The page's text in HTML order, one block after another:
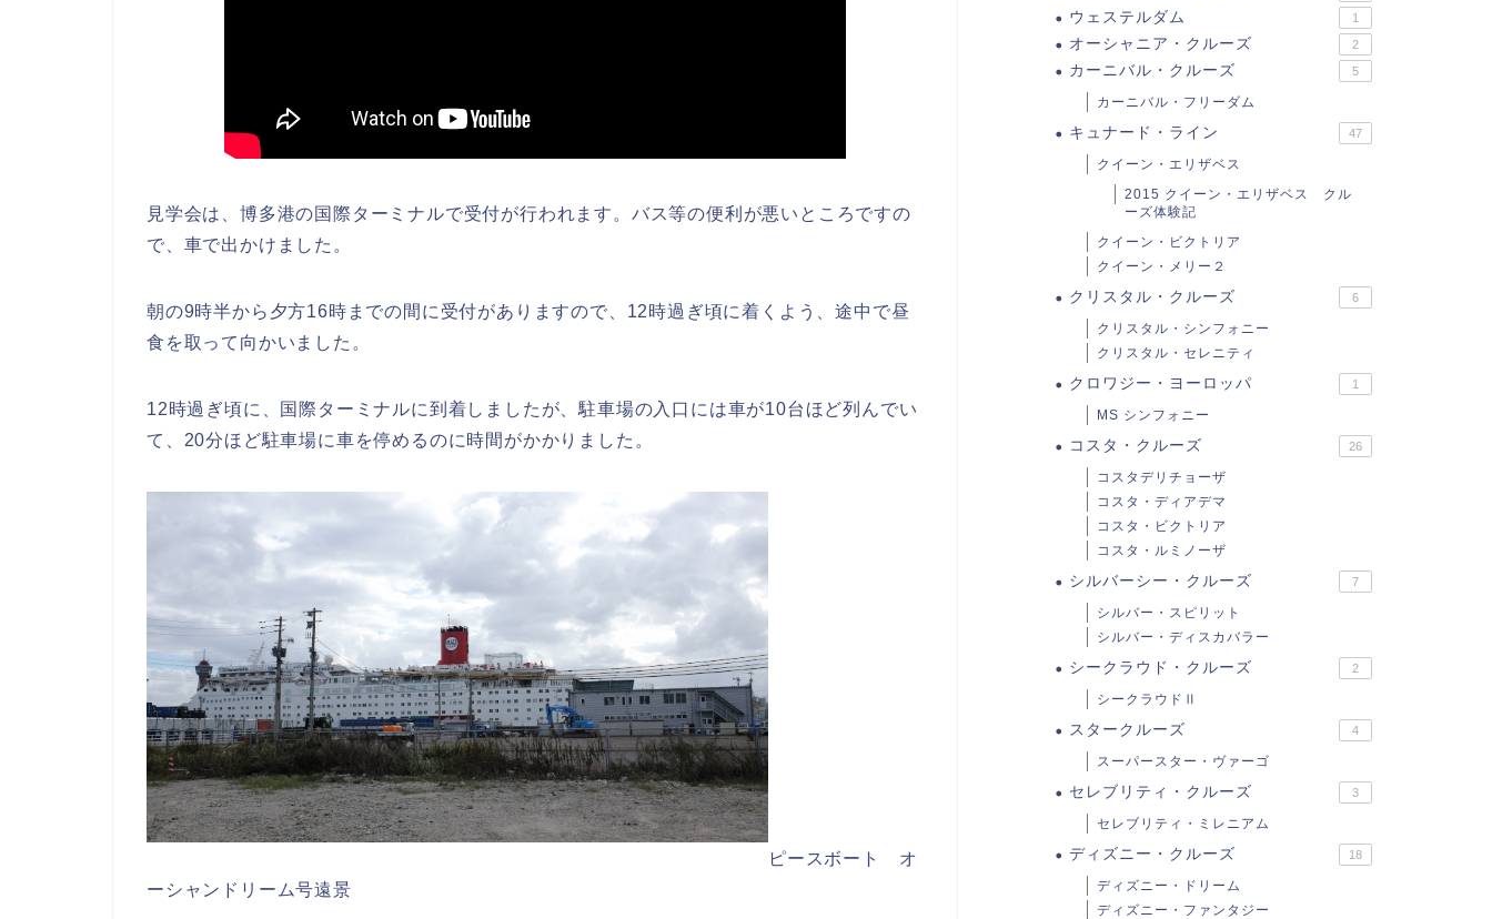
見学会は、博多港の国際ターミナルで受付が行われます。バス等の便利が悪いところですの
で、車で出かけました。
朝の9時半から夕方16時までの間に受付がありますので、12時過ぎ頃に着くよう、途中で昼
食を取って向かいました。
12時過ぎ頃に、国際ターミナルに到着しましたが、駐車場の入口には車が10台ほど列んでい
て、20分ほど駐車場に車を停めるのに時間がかかりました。
ピースボート オ
ーシャンドリーム号遠景
ウェステルダム 1
オーシャニア・クルーズ 2
カーニバル・クルーズ 5
カーニバル・フリーダム
キュナード・ライン 47
クイーン・エリザベス
2015 クイーン・エリザベス クル
ーズ体験記
クイーン・ビクトリア
クイーン・メリー２
クリスタル・クルーズ 6
クリスタル・シンフォニー
クリスタル・セレニティ
クロワジー・ヨーロッパ 1
MS シンフォニー
コスタ・クルーズ 26
コスタデリチョーザ
コスタ・ディアデマ
コスタ・ビクトリア
コスタ・ルミノーザ
シルバーシー・クルーズ 7
シルバー・スピリット
シルバー・ディスカバラー
シークラウド・クルーズ 2
シークラウドⅡ
スタークルーズ 4
スーパースター・ヴァーゴ
セレブリティ・クルーズ 3
セレブリティ・ミレニアム
ディズニー・クルーズ 18
ディズニー・ドリーム
ディズニー・ファンタジー